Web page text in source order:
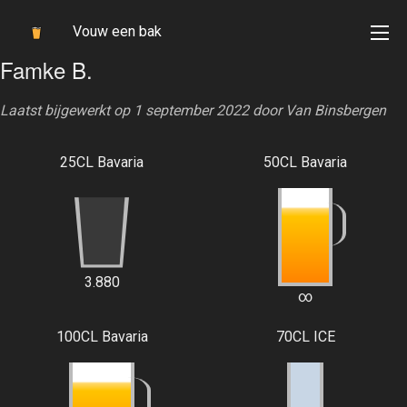
Vouw een bak
Famke B.
Laatst bijgewerkt op 1 september 2022 door Van Binsbergen
25CL Bavaria
3.880
50CL Bavaria
∞
100CL Bavaria 70CL ICE